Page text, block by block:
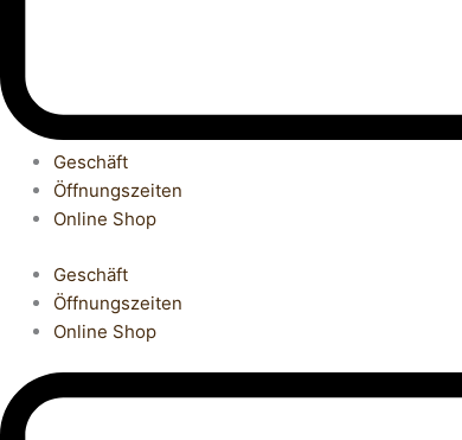
Geschäft
Öffnungszeiten
Online Shop
Geschäft
Öffnungszeiten
Online Shop